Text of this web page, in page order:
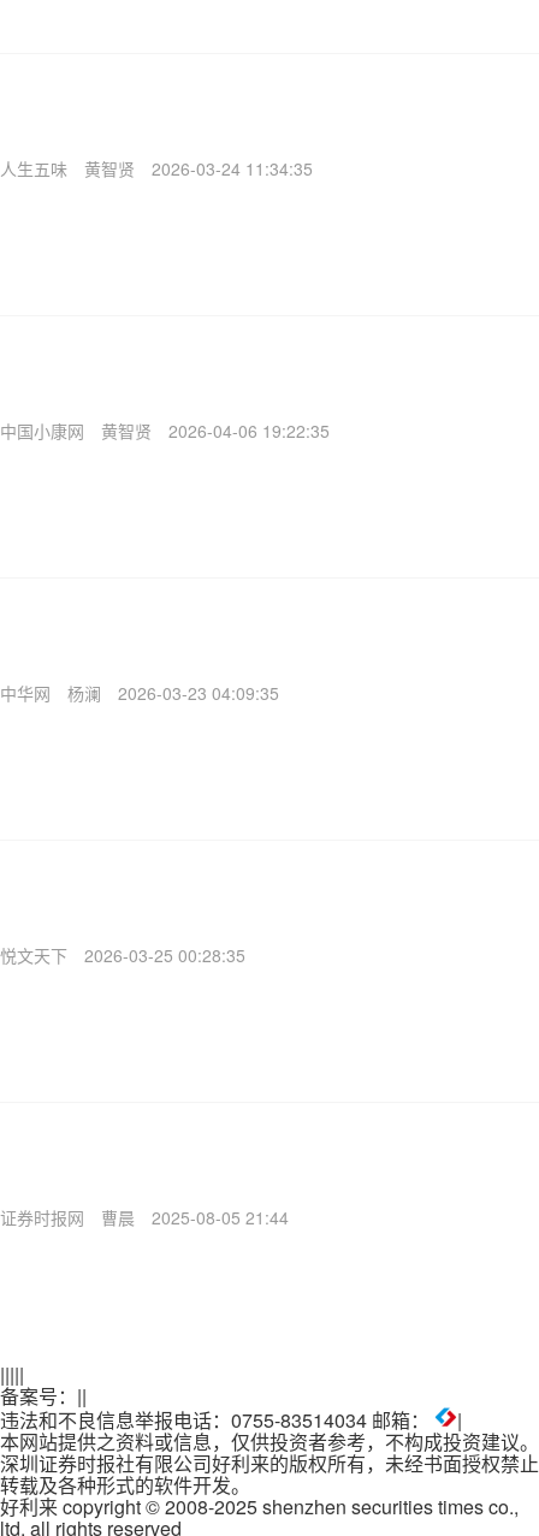
人生五味 黄智贤 2026-03-24 11:34:35
中国小康网 黄智贤 2026-04-06 19:22:35
中华网 杨澜 2026-03-23 04:09:35
悦文天下 2026-03-25 00:28:35
证券时报网 曹晨 2025-08-05 21:44
|||||
备案号： ||
违法和不良信息举报电话：0755-83514034 邮箱：
|
本网站提供之资料或信息，仅供投资者参考，不构成投资建议。
深圳证券时报社有限公司好利来的版权所有，未经书面授权禁止
转载及各种形式的软件开发。
好利来 copyright © 2008-2025 shenzhen securities times co.,
ltd. all rights reserved